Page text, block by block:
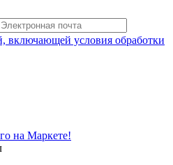
включающей условия обработки
на Маркете!